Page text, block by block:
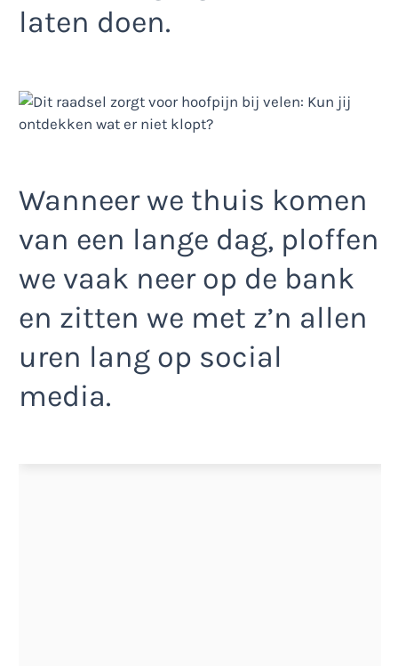
laten doen.
Wanneer we thuis komen
van een lange dag, ploffen
we vaak neer op de bank
en zitten we met z’n allen
uren lang op social
media.